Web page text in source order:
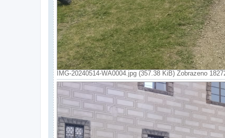
IMG-20240514-WA0004.jpg (357.38 KiB) Zobrazeno